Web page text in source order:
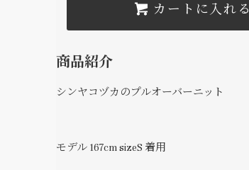
カートに入れる
商品紹介
シンヤコヅカのプルオーバーニット
モデル 167cm sizeS 着用